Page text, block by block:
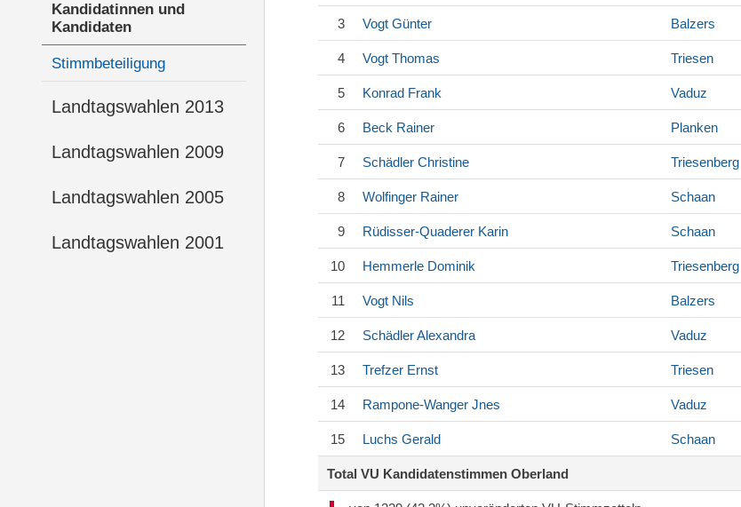
Kandidatinnen und
Kandidaten
Stimmbeteiligung
Landtagswahlen 2013
Landtagswahlen 2009
Landtagswahlen 2005
Landtagswahlen 2001
3 Vogt Günter Balzers
4 Vogt Thomas Triesen
5 Konrad Frank Vaduz
6 Beck Rainer Planken
7 Schädler Christine Triesenberg
8 Wolfinger Rainer Schaan
9 Rüdisser-Quaderer Karin Schaan
10 Hemmerle Dominik Triesenberg
11 Vogt Nils Balzers
12 SchädlerAlexandra Vaduz
13 Trefzer Ernst Triesen
14 Rampone-Wanger Jnes Vaduz
15 Luchs Gerald Schaan
Total VU Kandidatenstimmen Oberland